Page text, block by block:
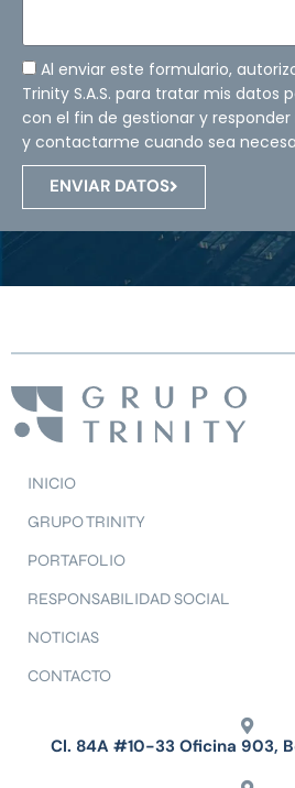
Al enviar este formulario,
Trinity S.A.S. para tratar mis datos
con el fin de gestionar y
y contactarme cuando sea
ENVIAR DATOS
INICIO
GRUPO TRINITY
PORTAFOLIO
RESPONSABILIDAD SOCIAL
NOTICIAS
CONTACTO
Cl. 84A #10-33 Oficina 903,